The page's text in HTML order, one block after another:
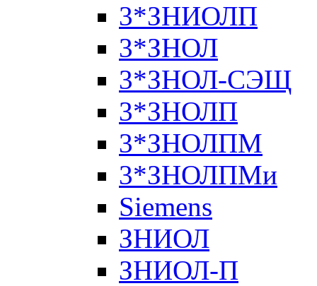
3*ЗНИОЛП
3*ЗНОЛ
3*ЗНОЛ-СЭЩ
3*ЗНОЛП
3*ЗНОЛПМ
3*ЗНОЛПМи
Siemens
ЗНИОЛ
ЗНИОЛ-П